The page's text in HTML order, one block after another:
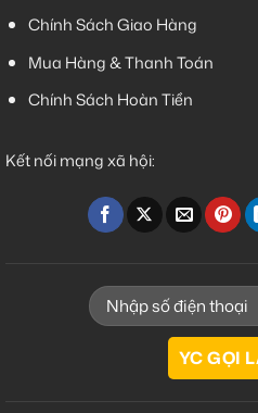
Chính Sách Giao Hàng
Mua Hàng & Thanh Toán
Chính Sách Hoàn Tiền
Kết nối mạng xã hội: